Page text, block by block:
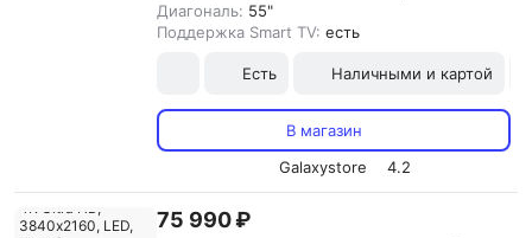
Диагональ: 55"
Поддержка Smart TV: есть
Есть Наличными и картой
В магазин
Galaxystore
4.2
75 990 ₽